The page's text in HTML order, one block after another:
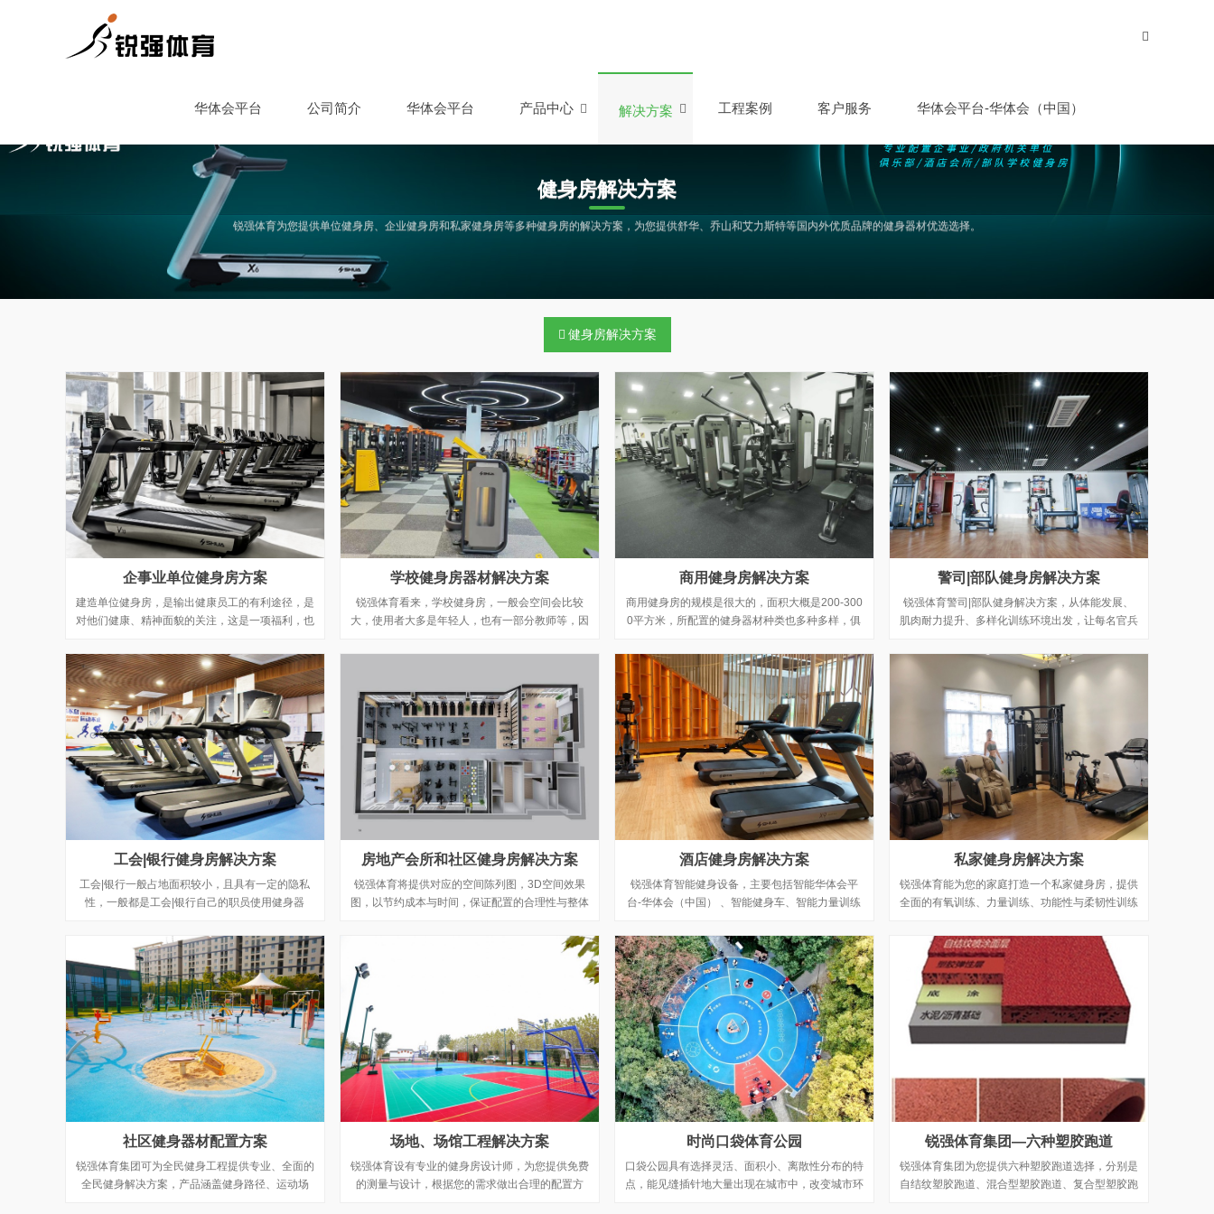
华体会平台
华体会平台 公司简介 华体会平台 产品中心 解决方案 工程案例 客户服务 华体会平台-华体会（中国）
健身房解决方案
锐强体育为您提供单位健身房、企业健身房和私家健身房等多种健身房的解决方案，为您提供舒华、乔山和艾力斯特等国内外优质品牌的健身器材优选选择。
健身房解决方案
企事业单位健身房方案
建造单位健身房，是输出健康员工的有利途径，是
对他们健康、精神面貌的关注，这是一项福利，也
心情愉悦，员工也会提高对华体会平台的认知度，
增强归属感和凝聚力。锐强体育集团愿携手为您量
身定做创建贵公司的单位健身房。
学校健身房器材解决方案
锐强体育看来，学校健身房，一般会空间会比较
大，使用者大多是年轻人，也有一部分教师等，因
激烈的运动器材为主要理念。
商用健身房解决方案
商用健身房的规模是很大的，面积大概是200-300
0平方米，所配置的健身器材种类也多种多样，俱
且使用频率也相对集中，因此建议使用商用级健身
器材。锐强体育作为专业的健身器材供应商，帮助
客户对俱乐部的场地布局及规模进行分析与规划，
并提供完善的配置清单与器械。
警司|部队健身房解决方案
锐强体育警司|部队健身解决方案，从体能发展、
肌肉耐力提升、多样化训练环境出发，让每名官兵
工会|银行健身房解决方案
工会|银行一般占地面积较小，且具有一定的隐私
性，一般都是工会|银行自己的职员使用健身器
育多年专注健身运动器材,专业销售华体会平台-华
体会（中国） 、健身车、健身房器械、户外健身
路径、篮球架、室内健身器材等，专业配置商业健
身房、企事业单位、酒店、会所、部队、学校等健
身器材，全民健身工程指定室外健身路径厂家！咨
询热线：0531-67867867。
房地产会所和社区健身房解决方案
锐强体育将提供对应的空间陈列图，3D空间效果
图，以节约成本与时间，保证配置的合理性与整体
酒店健身房解决方案
锐强体育智能健身设备，主要包括智能华体会平
台-华体会（中国） 、智能健身车、智能力量训练
多种智能化健身设备，完美的设计、精致的工艺及
其智能科技，使健身者获得极佳体验。
私家健身房解决方案
锐强体育能为您的家庭打造一个私家健身房，提供
全面的有氧训练、力量训练、功能性与柔韧性训练
运动融入生活，帮助您的家庭实现健康目标。
社区健身器材配置方案
锐强体育集团可为全民健身工程提供专业、全面的
全民健身解决方案，产品涵盖健身路径、运动场
场地、场馆工程解决方案
锐强体育设有专业的健身房设计师，为您提供免费
的测量与设计，根据您的需求做出合理的配置方
时尚口袋体育公园
口袋公园具有选择灵活、面积小、离散性分布的特
点，能见缝插针地大量出现在城市中，改变城市环
锐强体育集团—六种塑胶跑道
锐强体育集团为您提供六种塑胶跑道选择，分别是
自结纹塑胶跑道、混合型塑胶跑道、复合型塑胶跑